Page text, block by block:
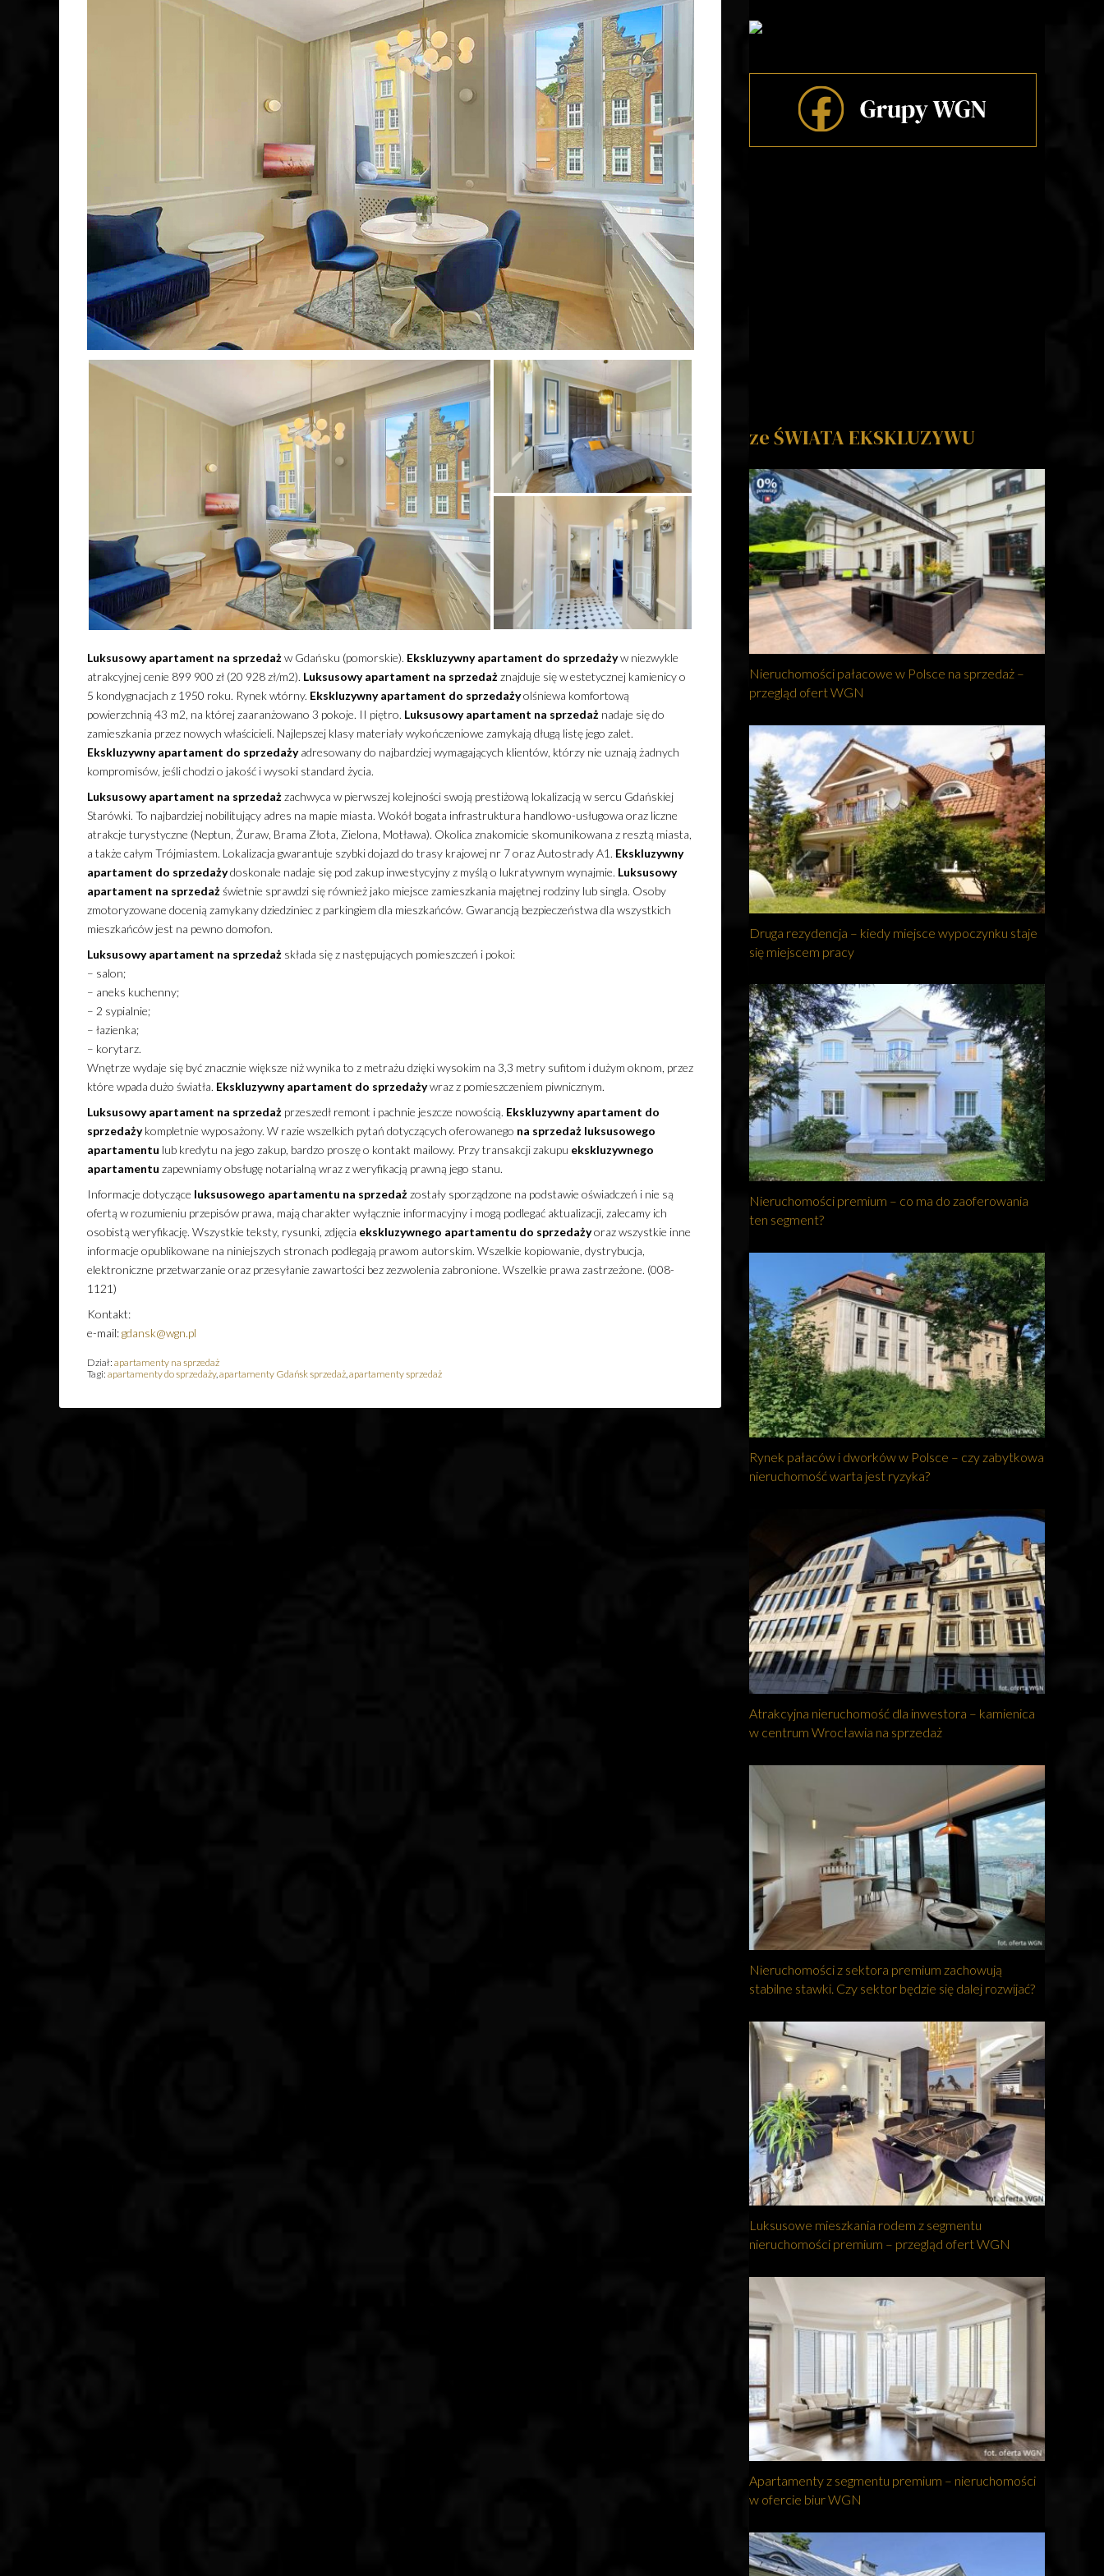
Luksusowy apartament na sprzedażw Gdańsku (pomorskie). Ekskluzywny apartament do sprzedażyw niezwykle
atrakcyjnej cenie 899 900 zł (20 928 zł/m2). Luksusowy apartament na sprzedażznajduje się w estetycznej kamienicy o
5 kondygnacjach z 1950 roku. Rynek wtórny. Ekskluzywny apartament do sprzedażyolśniewa komfortową
powierzchnią 43 m2, na której zaaranżowano 3 pokoje. II piętro. Luksusowy apartament na sprzedażnadaje się do
zamieszkania przez nowych właścicieli. Najlepszej klasy materiały wykończeniowe zamykają długą listę jego zalet.
Ekskluzywny apartament do sprzedażyadresowany do najbardziej wymagających klientów, którzy nie uznają żadnych
kompromisów, jeśli chodzi o jakość i wysoki standard życia.
Luksusowy apartament na sprzedażzachwyca w pierwszej kolejności swoją prestiżową lokalizacją w sercu Gdańskiej
Starówki. To najbardziej nobilitujący adres na mapie miasta. Wokół bogata infrastruktura handlowo-usługowa oraz liczne
atrakcje turystyczne (Neptun, Żuraw, Brama Złota, Zielona, Motława). Okolica znakomicie skomunikowana z resztą miasta,
a także całym Trójmiastem. Lokalizacja gwarantuje szybki dojazd do trasy krajowej nr 7 oraz Autostrady A1. Ekskluzywny
apartament do sprzedażydoskonale nadaje się pod zakup inwestycyjny z myślą o lukratywnym wynajmie. Luksusowy
apartament na sprzedażświetnie sprawdzi się również jako miejsce zamieszkania majętnej rodziny lub singla. Osoby
zmotoryzowane docenią zamykany dziedziniec z parkingiem dla mieszkańców. Gwarancją bezpieczeństwa dla wszystkich
mieszkańców jest na pewno domofon.
Luksusowy apartament na sprzedażskłada się z następujących pomieszczeń i pokoi:
– salon;
– aneks kuchenny;
– 2 sypialnie;
– łazienka;
– korytarz.
Wnętrze wydaje się być znacznie większe niż wynika to z metrażu dzięki wysokim na 3,3 metry sufitom i dużym oknom, przez
które wpada dużo światła. Ekskluzywny apartament do sprzedażywraz z pomieszczeniem piwnicznym.
Luksusowy apartament na sprzedażprzeszedł remont i pachnie jeszcze nowością. Ekskluzywny apartament do
sprzedażykompletnie wyposażony. W razie wszelkich pytań dotyczących oferowanego na sprzedaż luksusowego
apartamentu lub kredytu na jego zakup, bardzo proszę o kontakt mailowy. Przy transakcji zakupu ekskluzywnego
apartamentu zapewniamy obsługę notarialną wraz z weryfikacją prawną jego stanu.
Informacje dotyczące luksusowego apartamentu na sprzedażzostały sporządzone na podstawie oświadczeń i nie są
ofertą w rozumieniu przepisów prawa, mają charakter wyłącznie informacyjny i mogą podlegać aktualizacji, zalecamy ich
osobistą weryfikację. Wszystkie teksty, rysunki, zdjęcia ekskluzywnego apartamentu do sprzedażyoraz wszystkie inne
informacje opublikowane na niniejszych stronach podlegają prawom autorskim. Wszelkie kopiowanie, dystrybucja,
elektroniczne przetwarzanie oraz przesyłanie zawartości bez zezwolenia zabronione. Wszelkie prawa zastrzeżone. (008-
1121)
Kontakt:
e-mail:gdansk@wgn.pl
Dział: apartamenty na sprzedaż
Tagi: apartamenty do sprzedaży,apartamenty Gdańsk sprzedaż,apartamenty sprzedaż
ze ŚWIATA EKSKLUZYWU
Nieruchomości pałacowe w Polsce na sprzedaż –
przegląd ofert WGN
Druga rezydencja – kiedy miejsce wypoczynku staje
się miejscem pracy
Nieruchomości premium – co ma do zaoferowania
ten segment?
Rynek pałaców i dworków w Polsce – czy zabytkowa
nieruchomość warta jest ryzyka?
Atrakcyjna nieruchomość dla inwestora – kamienica
w centrum Wrocławia na sprzedaż
Nieruchomości z sektora premium zachowują
stabilne stawki. Czy sektor będzie się dalej rozwijać?
Luksusowe mieszkania rodem z segmentu
nieruchomości premium – przegląd ofert WGN
Apartamenty z segmentu premium – nieruchomości
w ofercie biur WGN